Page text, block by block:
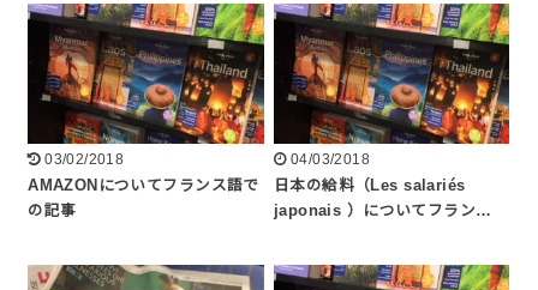
03/02/2018
AMAZONについてフランス語で
の記事
04/03/2018
日本の給料（Les salariés
japonais ）についてフラン…